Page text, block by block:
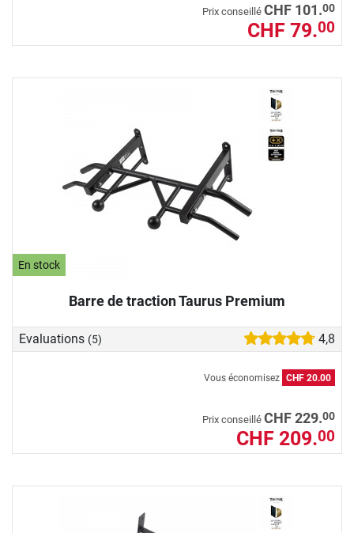
Prix conseillé CHF 101.00
CHF 79.00
En stock
Barre de traction Taurus Premium
Evaluations (5) 4,8
Vous économisez CHF 20.00
Prix conseillé CHF 229.00
CHF 209.00